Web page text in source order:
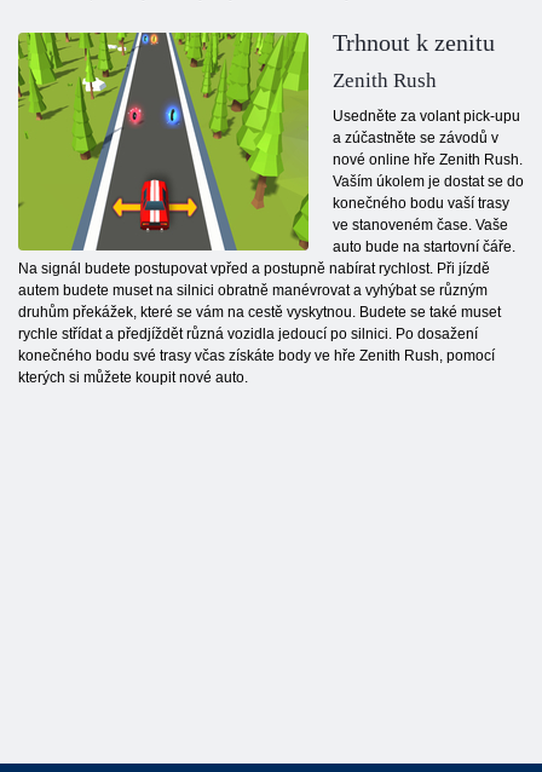
Trhnout k zenitu
Zenith Rush
Usedněte za volant pick-upu
a zúčastněte se závodů v
nové online hře Zenith Rush.
Vaším úkolem je dostat se do
konečného bodu vaší trasy
ve stanoveném čase. Vaše
auto bude na startovní čáře.
Na signál budete postupovat vpřed a postupně nabírat rychlost. Při jízdě
autem budete muset na silnici obratně manévrovat a vyhýbat se různým
druhům překážek, které se vám na cestě vyskytnou. Budete se také muset
rychle střídat a předjíždět různá vozidla jedoucí po silnici. Po dosažení
konečného bodu své trasy včas získáte body ve hře Zenith Rush, pomocí
kterých si můžete koupit nové auto.